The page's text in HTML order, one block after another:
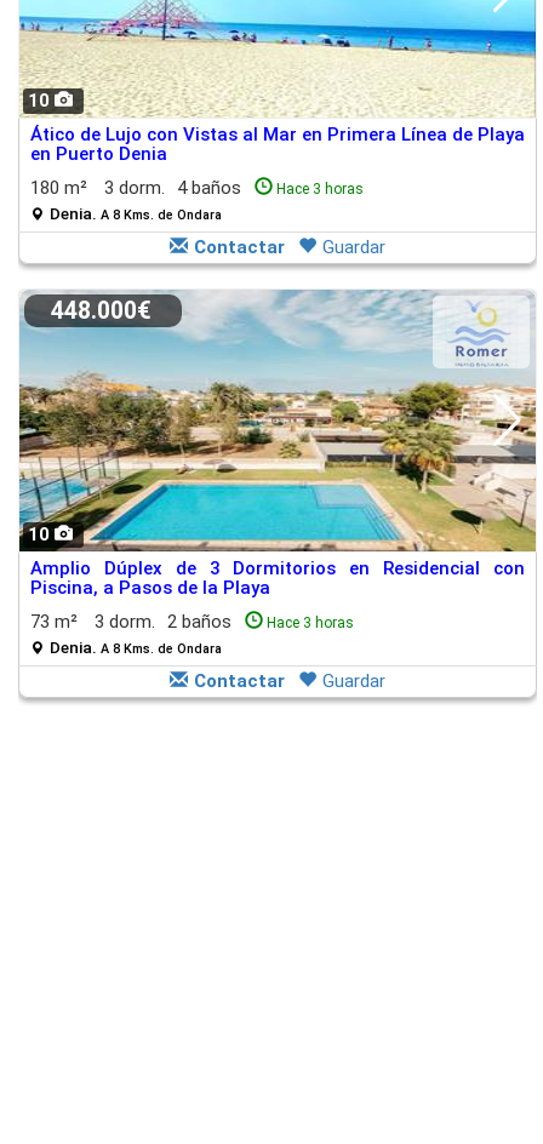
10
Ático de Lujo con Vistas al Mar en Primera Línea de Playa
en Puerto Denia
180 m²
3 dorm. 4 baños Hace 3 horas
Denia. A 8 Kms. de Ondara
Contactar Guardar
10
448.000€
Amplio Dúplex de 3 Dormitorios en Residencial con
Piscina, a Pasos de la Playa
73 m²
3 dorm. 2 baños Hace 3 horas
Denia. A 8 Kms. de Ondara
Contactar Guardar